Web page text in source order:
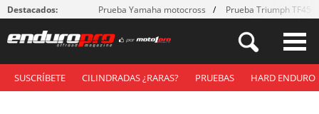
Destacados: Prueba Yamaha motocross Prueba Triumph
SUSCRÍBETE CILINDRADAS ¿RARAS? PRUEBAS HARD ENDURO